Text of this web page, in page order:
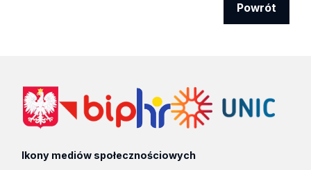
Powrót
Ikony mediów społecznościowych